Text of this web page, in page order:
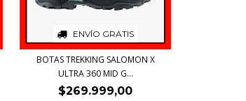
ENVÍO GRATIS
BOTAS TREKKING SALOMON X
ULTRA 360 MID G...
$269.999,00